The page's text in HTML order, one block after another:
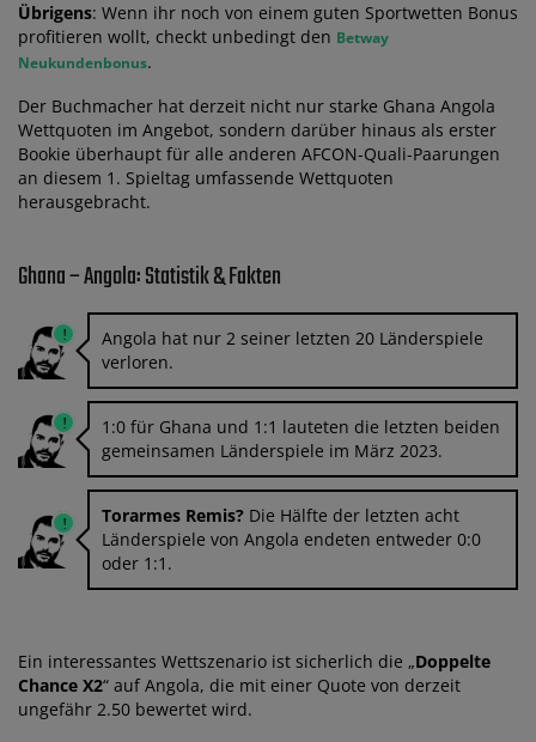
Übrigens: Wenn ihr noch von einem guten Sportwetten Bonus
profitieren wollt, checkt unbedingt den Betway
Neukundenbonus.
Der Buchmacher hat derzeit nicht nur starke Ghana Angola
Wettquoten im Angebot, sondern darüber hinaus als erster
Bookie überhaupt für alle anderen AFCON-Quali-Paarungen
an diesem 1. Spieltag umfassende Wettquoten
herausgebracht.
Ghana – Angola: Statistik & Fakten
Angola hat nur 2 seiner letzten 20 Länderspiele
verloren.
1:0 für Ghana und 1:1 lauteten die letzten beiden
gemeinsamen Länderspiele im März 2023.
Torarmes Remis? Die Hälfte der letzten acht
Länderspiele von Angola endeten entweder 0:0
oder 1:1.
Ein interessantes Wettszenario ist sicherlich die „Doppelte
Chance X2“ auf Angola, die mit einer Quote von derzeit
ungefähr 2.50 bewertet wird.